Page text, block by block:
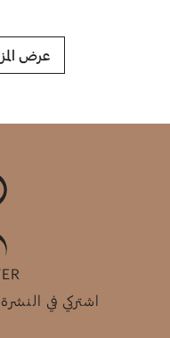
عرض
اشتركي في